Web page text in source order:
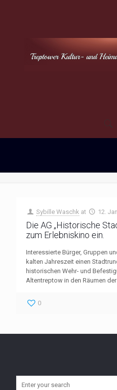
Sybille Waschk at 12.
Die AG „Historische
zum Erlebniskino ein.
Interessierte Bürger, Gruppen
kalten Jahreszeit einen
historischen Wehr- und
Altentreptow in den Räumen
0